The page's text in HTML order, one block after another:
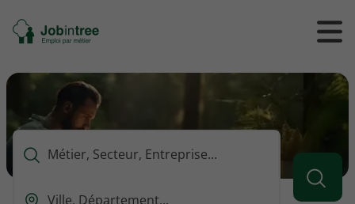
Se
rendre
l'accueil
Ouvrir
/
le
Que
vous
Ou